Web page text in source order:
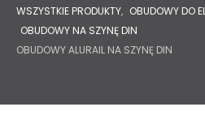
WSZYSTKIE PRODUKTY, OBUDOWY DO
OBUDOWY NA SZYNĘ DIN
OBUDOWY ALURAIL NA SZYNĘ DIN